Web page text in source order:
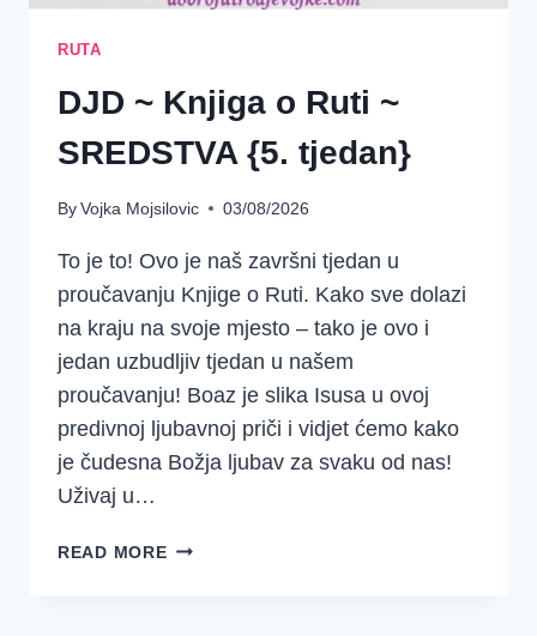
RUTA
DJD ~ Knjiga o Ruti ~
SREDSTVA {5. tjedan}
ByVojka Mojsilovic 03/08/2026
To je to! Ovo je naš završni tjedan u
proučavanju Knjige o Ruti. Kako sve dolazi
na kraju na svoje mjesto – tako je ovo i
jedan uzbudljiv tjedan u našem
proučavanju! Boaz je slika Isusa u ovoj
predivnoj ljubavnoj priči i vidjet ćemo kako
je čudesna Božja ljubav za svaku od nas!
Uživaj u…
READ MOREDJD